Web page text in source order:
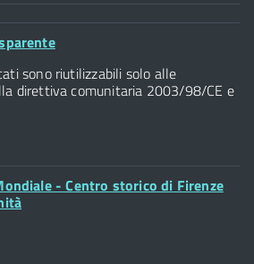
- 50122, Firenze
sono riutilizzabili solo alle
direttiva comunitaria 2003/98/CE e
- Centro storico di Firenze